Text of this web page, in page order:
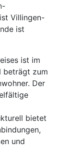
Villingen-
ist
ist im
beträgt zum
Der
bietet
und